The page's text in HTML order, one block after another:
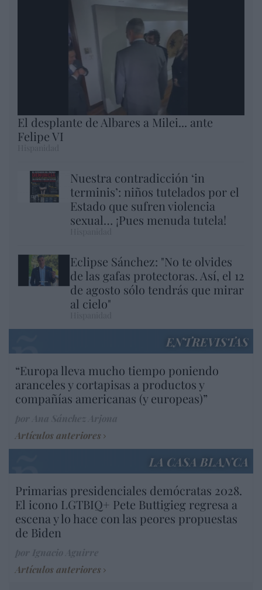
El desplante de Albares a Milei... ante
Felipe VI
Nuestra contradicción ‘in
terminis’: niños tutelados por el
Estado que sufren violencia
sexual… ¡Pues menuda tutela!
Eclipse Sánchez: "No te olvides
de las gafas protectoras. Así, el 12
de agosto sólo tendrás que mirar
al cielo"
ENTREVISTAS
“Europa lleva mucho tiempo poniendo
aranceles y cortapisas a productos y
compañías americanas (y europeas)”
Artículos anteriores
LA CASA BLANCA
Primarias presidenciales demócratas 2028.
El icono LGTBIQ+ Pete Buttigieg regresa a
escena y lo hace con las peores propuestas
de Biden
Artículos anteriores